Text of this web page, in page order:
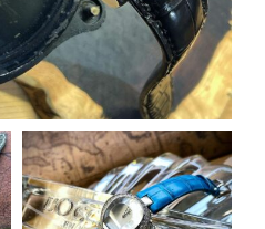
5月 16
earnest_by_castplanning